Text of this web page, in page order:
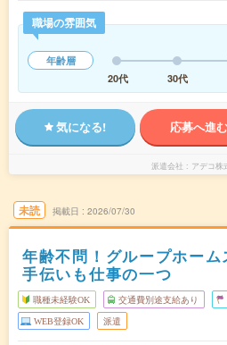
職場の雰囲気
年齢層
20代
30代
気になる! 応募へ進む
派遣会社 アデコ株
未読 掲載日 2026/07/30
年齢不問！グループホー
手伝いも仕事の一つ
職種未経験OK 交通費別途支給あり
WEB登録OK 派遣